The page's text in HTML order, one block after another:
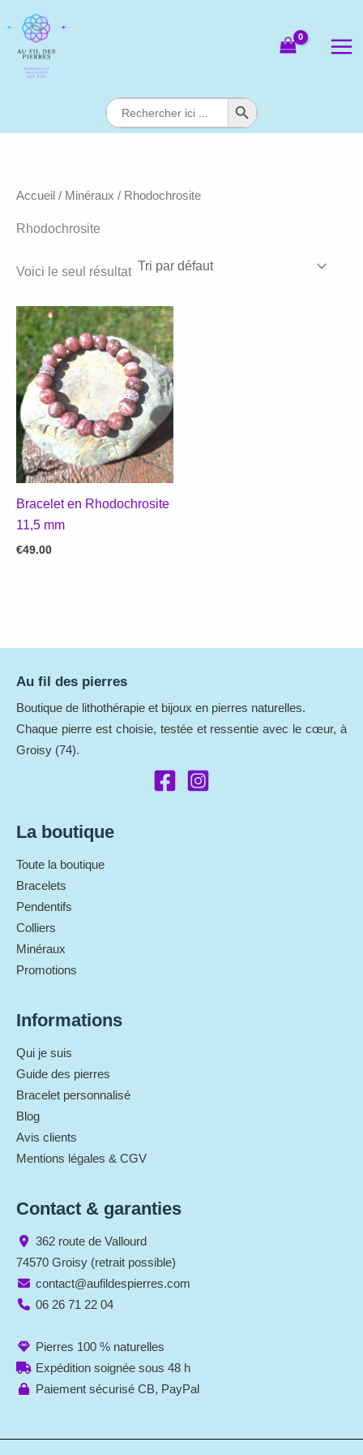
au
contenu
Search
for:
Search Button
Accueil / Minéraux / Rhodochrosite
Rhodochrosite
Voici le seul résultat
Bracelet en Rhodochrosite
11,5 mm
€49.00
Au fil des pierres
Boutique de lithothérapie et bijoux en pierres naturelles.
Chaque pierre est choisie, testée et ressentie avec le cœur, à
Groisy (74).
La boutique
Toute la boutique
Bracelets
Pendentifs
Colliers
Minéraux
Promotions
Informations
Qui je suis
Guide des pierres
Bracelet personnalisé
Blog
Avis clients
Mentions légales & CGV
Contact & garanties
362 route de Vallourd
74570 Groisy (retrait possible)
contact@aufildespierres.com
06 26 71 22 04
Pierres 100 % naturelles
Expédition soignée sous 48 h
Paiement sécurisé CB, PayPal